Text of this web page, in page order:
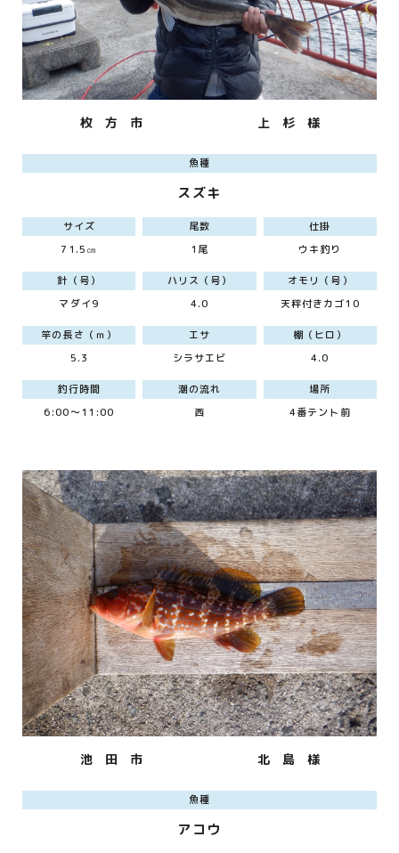
枚 方 市 上 杉 様
魚種
スズキ
サイズ
71.5㎝
尾数
1尾
仕掛
ウキ釣り
針（号）
マダイ9
ハリス（号）
4.0
オモリ（号）
天秤付きカゴ10
竿の長さ（ｍ）
5.3
エサ
シラサエビ
棚（ヒロ）
4.0
釣行時間
6:00～11:00
潮の流れ
西
場所
4番テント前
池 田 市 北 島 様
魚種
アコウ